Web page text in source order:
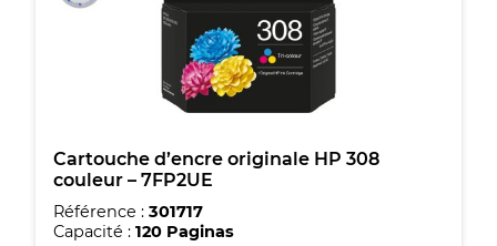
Cartouche d’encre originale HP 308
couleur – 7FP2UE
Référence : 301717
Capacité : 120 Paginas